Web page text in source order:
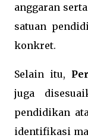
anggaran
satuan
konkret.
Selain itu,
juga
pendidikan
identifikasi